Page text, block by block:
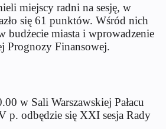
miejscy radni na sesję, w
się 61 punktów. Wśród nich
budżecie miasta i wprowadzenie
Prognozy Finansowej.
w Sali Warszawskiej Pałacu
p. odbędzie się XXI sesja Rady